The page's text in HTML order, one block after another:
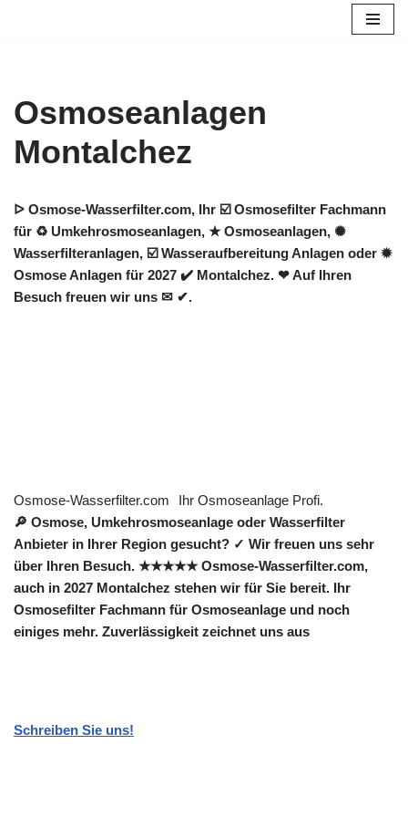
Osmoseanlagen
Montalchez
ᐅ Osmose-Wasserfilter.com, Ihr ☑️ Osmosefilter Fachmann
für ♻ Umkehrosmoseanlagen, ★ Osmoseanlagen, ✺
Wasserfilteranlagen, ☑️ Wasseraufbereitung Anlagen oder ✹
Osmose Anlagen für 2027 ✔️ Montalchez. ❤ Auf Ihren
Besuch freuen wir uns ✉ ✔.
Osmose-Wasserfilter.com
Ihr Osmoseanlage Profi.
🔎 Osmose, Umkehrosmoseanlage oder Wasserfilter
Anbieter in Ihrer Region gesucht? ✓ Wir freuen uns sehr
über Ihren Besuch. ★★★★★ Osmose-Wasserfilter.com,
auch in 2027 Montalchez stehen wir für Sie bereit. Ihr
Osmosefilter Fachmann für Osmoseanlage und noch
einiges mehr. Zuverlässigkeit zeichnet uns aus
Schreiben Sie uns!